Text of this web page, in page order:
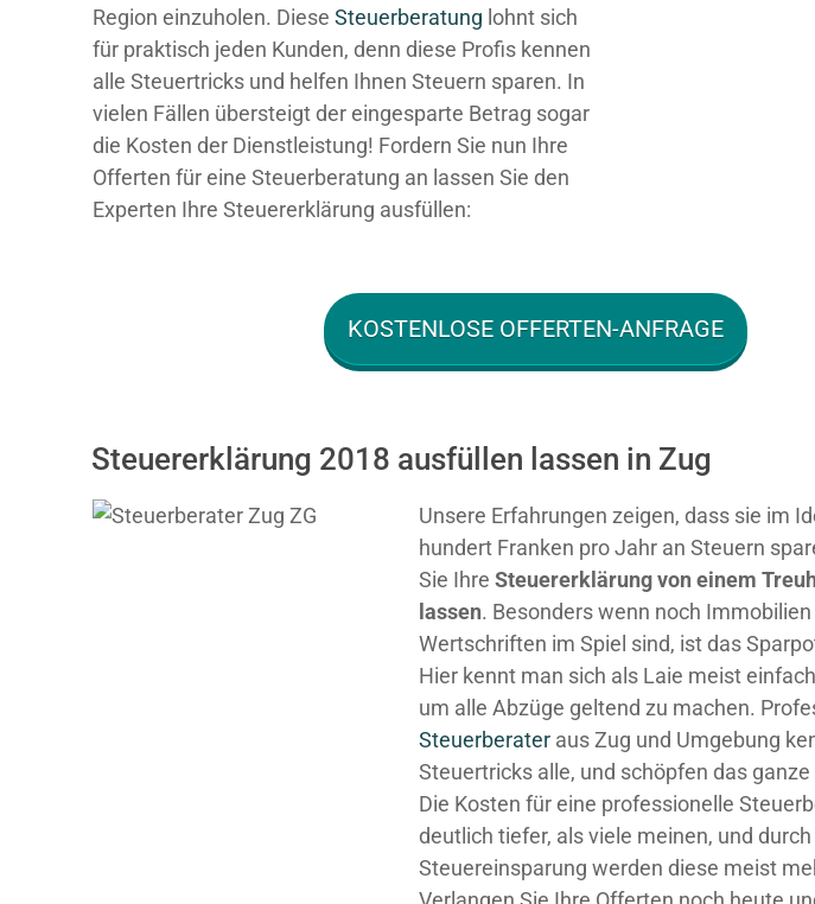
Region einzuholen. Diese Steuerberatung lohnt sich
für praktisch jeden Kunden, denn diese Profis kennen
alle Steuertricks und helfen Ihnen Steuern sparen. In
vielen Fällen übersteigt der eingesparte Betrag sogar
die Kosten der Dienstleistung! Fordern Sie nun Ihre
Offerten für eine Steuerberatung an lassen Sie den
Experten Ihre Steuererklärung ausfüllen:
KOSTENLOSE OFFERTEN-ANFRAGE
Steuererklärung 2018 ausfüllen lassen in Zug
Unsere Erfahrungen zeigen, dass sie im
hundert Franken pro Jahr an Steuern
Sie Ihre Steuererklärung von einem
lassen. Besonders wenn noch Immobilien
Wertschriften im Spiel sind, ist das
Hier kennt man sich als Laie meist
um alle Abzüge geltend zu machen.
Steuerberater aus Zug und Umgebung
Steuertricks alle, und schöpfen das
Die Kosten für eine professionelle
deutlich tiefer, als viele meinen, und durch
Steuereinsparung werden diese meist